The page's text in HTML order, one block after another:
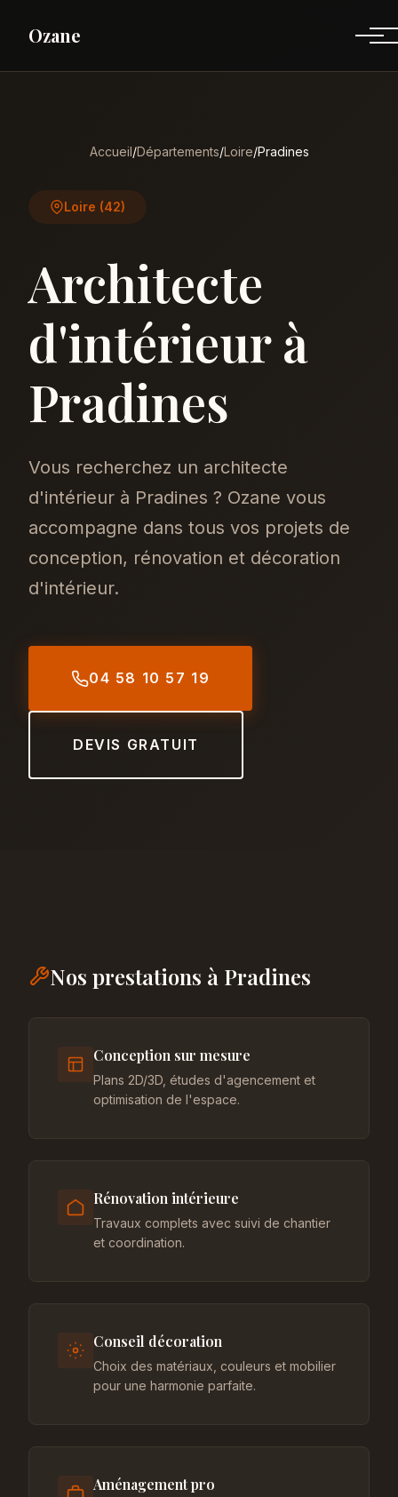
Ozane
Accueil/Départements/Loire/Pradines
Loire (42)
Architecte
d'intérieur à
Pradines
Vous recherchez un architecte
d'intérieur à Pradines ? Ozane vous
accompagne dans tous vos projets de
conception, rénovation et décoration
d'intérieur.
04 58 10 57 19
DEVIS GRATUIT
Nos prestations à Pradines
Conception sur mesure
Plans 2D/3D, études d'agencement et
optimisation de l'espace.
Rénovation intérieure
Travaux complets avec suivi de chantier
et coordination.
Conseil décoration
Choix des matériaux, couleurs et mobilier
pour une harmonie parfaite.
Aménagement pro